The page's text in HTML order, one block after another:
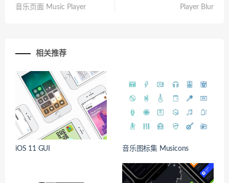
音乐页面 Music Player
Player Blur
相关推荐
iOS 11 GUI 音乐图标集 Musicons